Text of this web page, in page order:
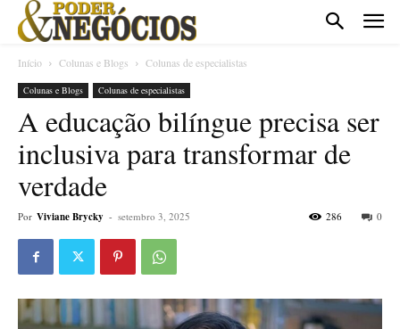
Início Colunas e Blogs Colunas de especialistas
Colunas e Blogs Colunas de especialistas
A educação bilíngue precisa ser
inclusiva para transformar de
verdade
Por Viviane Brycky - setembro 3, 2025 0
286